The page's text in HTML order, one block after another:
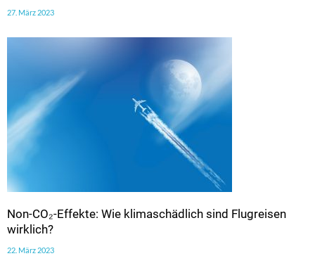
27. März 2023
Non-CO₂-Effekte: Wie klimaschädlich sind Flugreisen
wirklich?
22. März 2023